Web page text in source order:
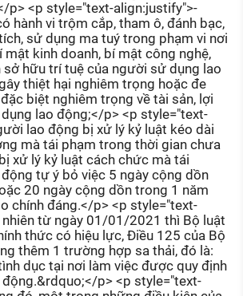
LÀM
nghề
TRIỂN ĐỘI NGŨ
LÀM
p> <p style="text-align:justify">-
hành vi trộm cắp, tham ô, đánh bạc,
sử dụng ma tuý trong phạm vi nơi
mật kinh doanh, bí mật công nghệ,
sở hữu trí tuệ của người sử dụng lao
thiệt hại nghiêm trọng hoặc đe
biệt nghiêm trọng về tài sản, lợi
lao động;</p> <p style="text-
lao động bị xử lý kỷ luật kéo dài
mà tái phạm trong thời gian chưa
xử lý kỷ luật cách chức mà tái
tự ý bỏ việc 5 ngày cộng dồn
20 ngày cộng dồn trong 1 năm
chính đáng.</p> <p style="text-
nhiên từ ngày 01/01/2021 thì Bộ luật
thức có hiệu lực, Điều 125 của Bộ
thêm 1 trường hợp sa thải, đó là:
dục tại nơi làm việc được quy định
p> <p style="text-